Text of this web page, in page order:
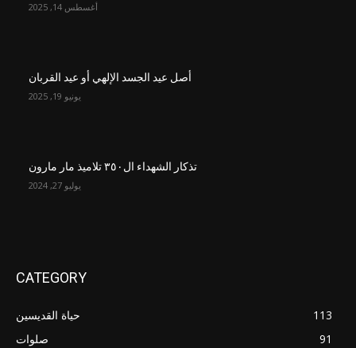
أغسطس 14, 2025
أصل عيد الجسد الإلهي أو عيد القربان
يونيو 19, 2025
تذكار الشهداء ال٣٥٠ تلاميذ مار مارون
يوليو 27, 2024
CATEGORY
حياة القديسين
113
صلوات
91